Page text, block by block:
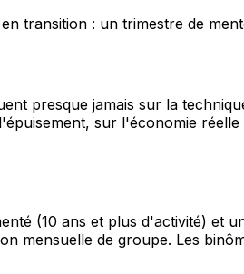
transition : un trimestre de
presque jamais sur la
sur l'économie
(10 ans et plus d'activité) et
mensuelle de groupe. Les